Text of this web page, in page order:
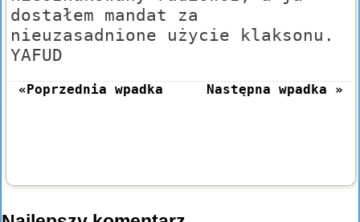
dostałem mandat za
nieuzasadnione użycie klaksonu.
YAFUD
«Poprzednia wpadka Następna wpadka »